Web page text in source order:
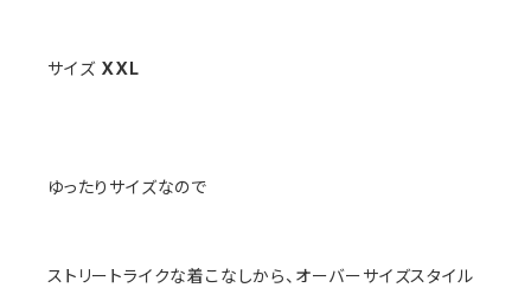
サイズ XXL
ゆったりサイズなので
ストリートライクな着こなしから、オーバーサイズスタイル